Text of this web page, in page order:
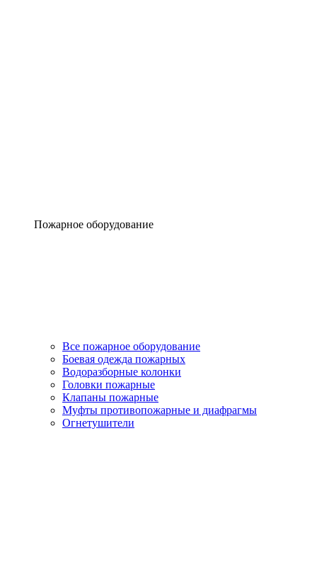
Пожарное оборудование
Все пожарное оборудование
Боевая одежда пожарных
Водоразборные колонки
Головки пожарные
Клапаны пожарные
Муфты противопожарные и диафрагмы
Огнетушители